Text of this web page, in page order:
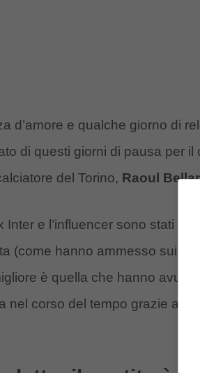
d’amore e qualche giorno di
di questi giorni di pausa per
del Torino, Raoul
Inter e l’influencer sono stati così
(come hanno ammesso sui
è quella che hanno avuto
nel corso del tempo grazie a